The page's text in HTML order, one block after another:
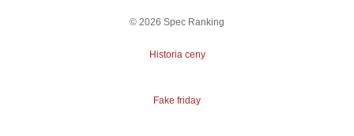
© 2026 Spec Ranking
Historia ceny
Fake friday